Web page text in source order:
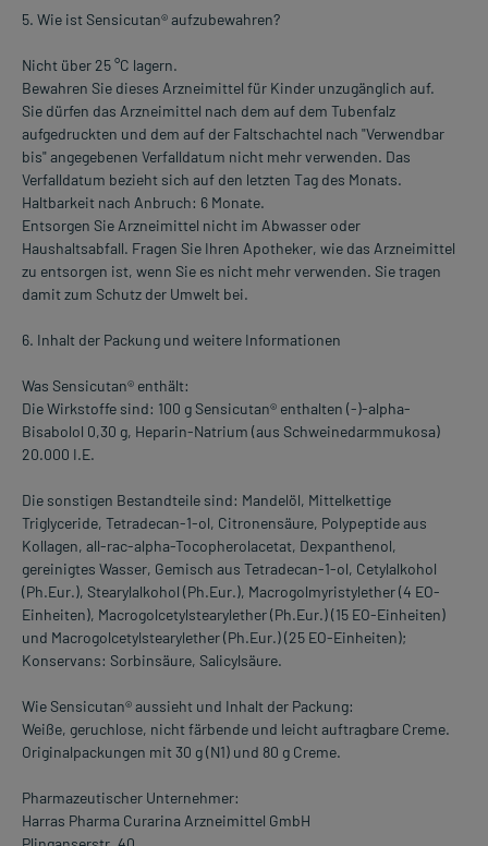
5. Wie ist Sensicutan® aufzubewahren?
Nicht über 25 °C lagern.
Bewahren Sie dieses Arzneimittel für Kinder unzugänglich auf.
Sie dürfen das Arzneimittel nach dem auf dem Tubenfalz
aufgedruckten und dem auf der Faltschachtel nach "Verwendbar
bis" angegebenen Verfalldatum nicht mehr verwenden. Das
Verfalldatum bezieht sich auf den letzten Tag des Monats.
Haltbarkeit nach Anbruch: 6 Monate.
Entsorgen Sie Arzneimittel nicht im Abwasser oder
Haushaltsabfall. Fragen Sie Ihren Apotheker, wie das Arzneimittel
zu entsorgen ist, wenn Sie es nicht mehr verwenden. Sie tragen
damit zum Schutz der Umwelt bei.
6. Inhalt der Packung und weitere Informationen
Was Sensicutan® enthält:
Die Wirkstoffe sind: 100 g Sensicutan® enthalten (-)-alpha-
Bisabolol 0,30 g, Heparin-Natrium (aus Schweinedarmmukosa)
20.000 I.E.
Die sonstigen Bestandteile sind: Mandelöl, Mittelkettige
Triglyceride, Tetradecan-1-ol, Citronensäure, Polypeptide aus
Kollagen, all-rac-alpha-Tocopherolacetat, Dexpanthenol,
gereinigtes Wasser, Gemisch aus Tetradecan-1-ol, Cetylalkohol
(Ph.Eur.), Stearylalkohol (Ph.Eur.), Macrogolmyristylether (4 EO-
Einheiten), Macrogolcetylstearylether (Ph.Eur.) (15 EO-Einheiten)
und Macrogolcetylstearylether (Ph.Eur.) (25 EO-Einheiten);
Konservans: Sorbinsäure, Salicylsäure.
Wie Sensicutan® aussieht und Inhalt der Packung:
Weiße, geruchlose, nicht färbende und leicht auftragbare Creme.
Originalpackungen mit 30 g (N1) und 80 g Creme.
Pharmazeutischer Unternehmer:
Harras Pharma Curarina Arzneimittel GmbH